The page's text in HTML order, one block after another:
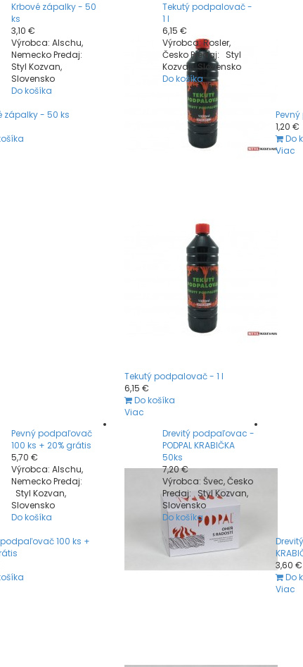
Krbové zápalky - 50
ks
3,10 €
Výrobca: Alschu,
Nemecko Predaj:
Styl Kozvan,
Slovensko
Do košíka
zápalky - 50 ks
Tekutý podpalovač -
1 l
6,15 €
Výrobca: Rosler,
Česko Predaj: Styl
Kozvan, Slovensko
Do košíka
Tekutý podpalovač - 1 l
6,15 €
Do košíka
Viac
1,20 €
Do
Viac
Pevný podpaľovač
100 ks + 20% grátis
5,70 €
Výrobca: Alschu,
Nemecko Predaj:
Styl Kozvan,
Slovensko
Do košíka
100 ks +
Drevitý podpaľovac -
PODPAL KRABIČKA
50ks
7,20 €
Výrobca: Švec, Česko
Predaj: Styl Kozvan,
Slovensko
Do košíka
3,60 €
Do
Viac